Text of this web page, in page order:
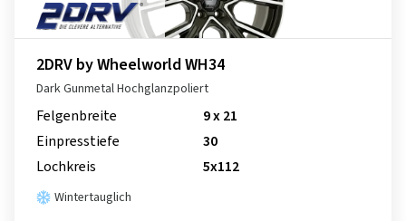
2DRV by Wheelworld WH34
Dark Gunmetal Hochglanzpoliert
Felgenbreite
9 x 21
Einpresstiefe
30
Lochkreis
5x112
Wintertauglich